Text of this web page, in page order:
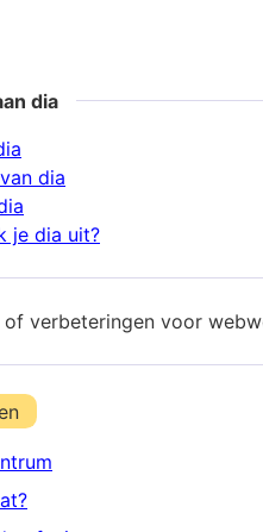
dia
dia
je dia uit?
of verbeteringen voor